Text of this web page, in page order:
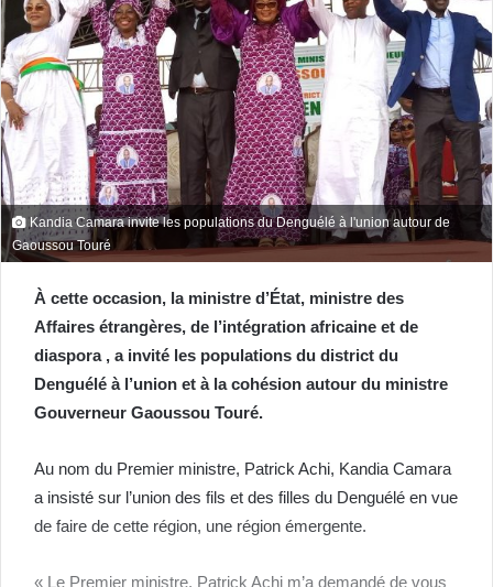
Kandia Camara invite les populations du Denguélé à l'union autour de
Gaoussou Touré
À cette occasion, la ministre d’État, ministre des
Affaires étrangères, de l’intégration africaine et de
diaspora , a invité les populations du district du
Denguélé à l’union et à la cohésion autour du ministre
Gouverneur Gaoussou Touré.
Au nom du Premier ministre, Patrick Achi, Kandia Camara
a insisté sur l’union des fils et des filles du Denguélé en vue
de faire de cette région, une région émergente.
« Le Premier ministre, Patrick Achi m’a demandé de vous